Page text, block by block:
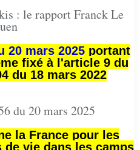
: le rapport Franck Le
20 mars 2025portant
fixé à l'article 9 du
du 18 mars 2022
du 20 mars 2025
la France pour les
vie dans les camps